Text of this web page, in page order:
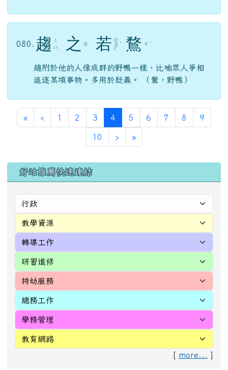
080. 趨
ㄑ
ㄩ
之 ㄓ 若 ㄖ
ㄨ
ㄛ
ˋ 鶩 ㄨ ˋ
趨附於他的人像成群的野鴨一樣，比喻眾人爭相
追逐某項事物。多用於貶義。 （鶩，野鴨）
«第一頁
‹ 上一頁
1 2 3 4 (目前頁次)
5 6 7 8 9
10 ›下一頁
»最後頁
左邊區域內容
好站推薦快速連結
[ more... ]